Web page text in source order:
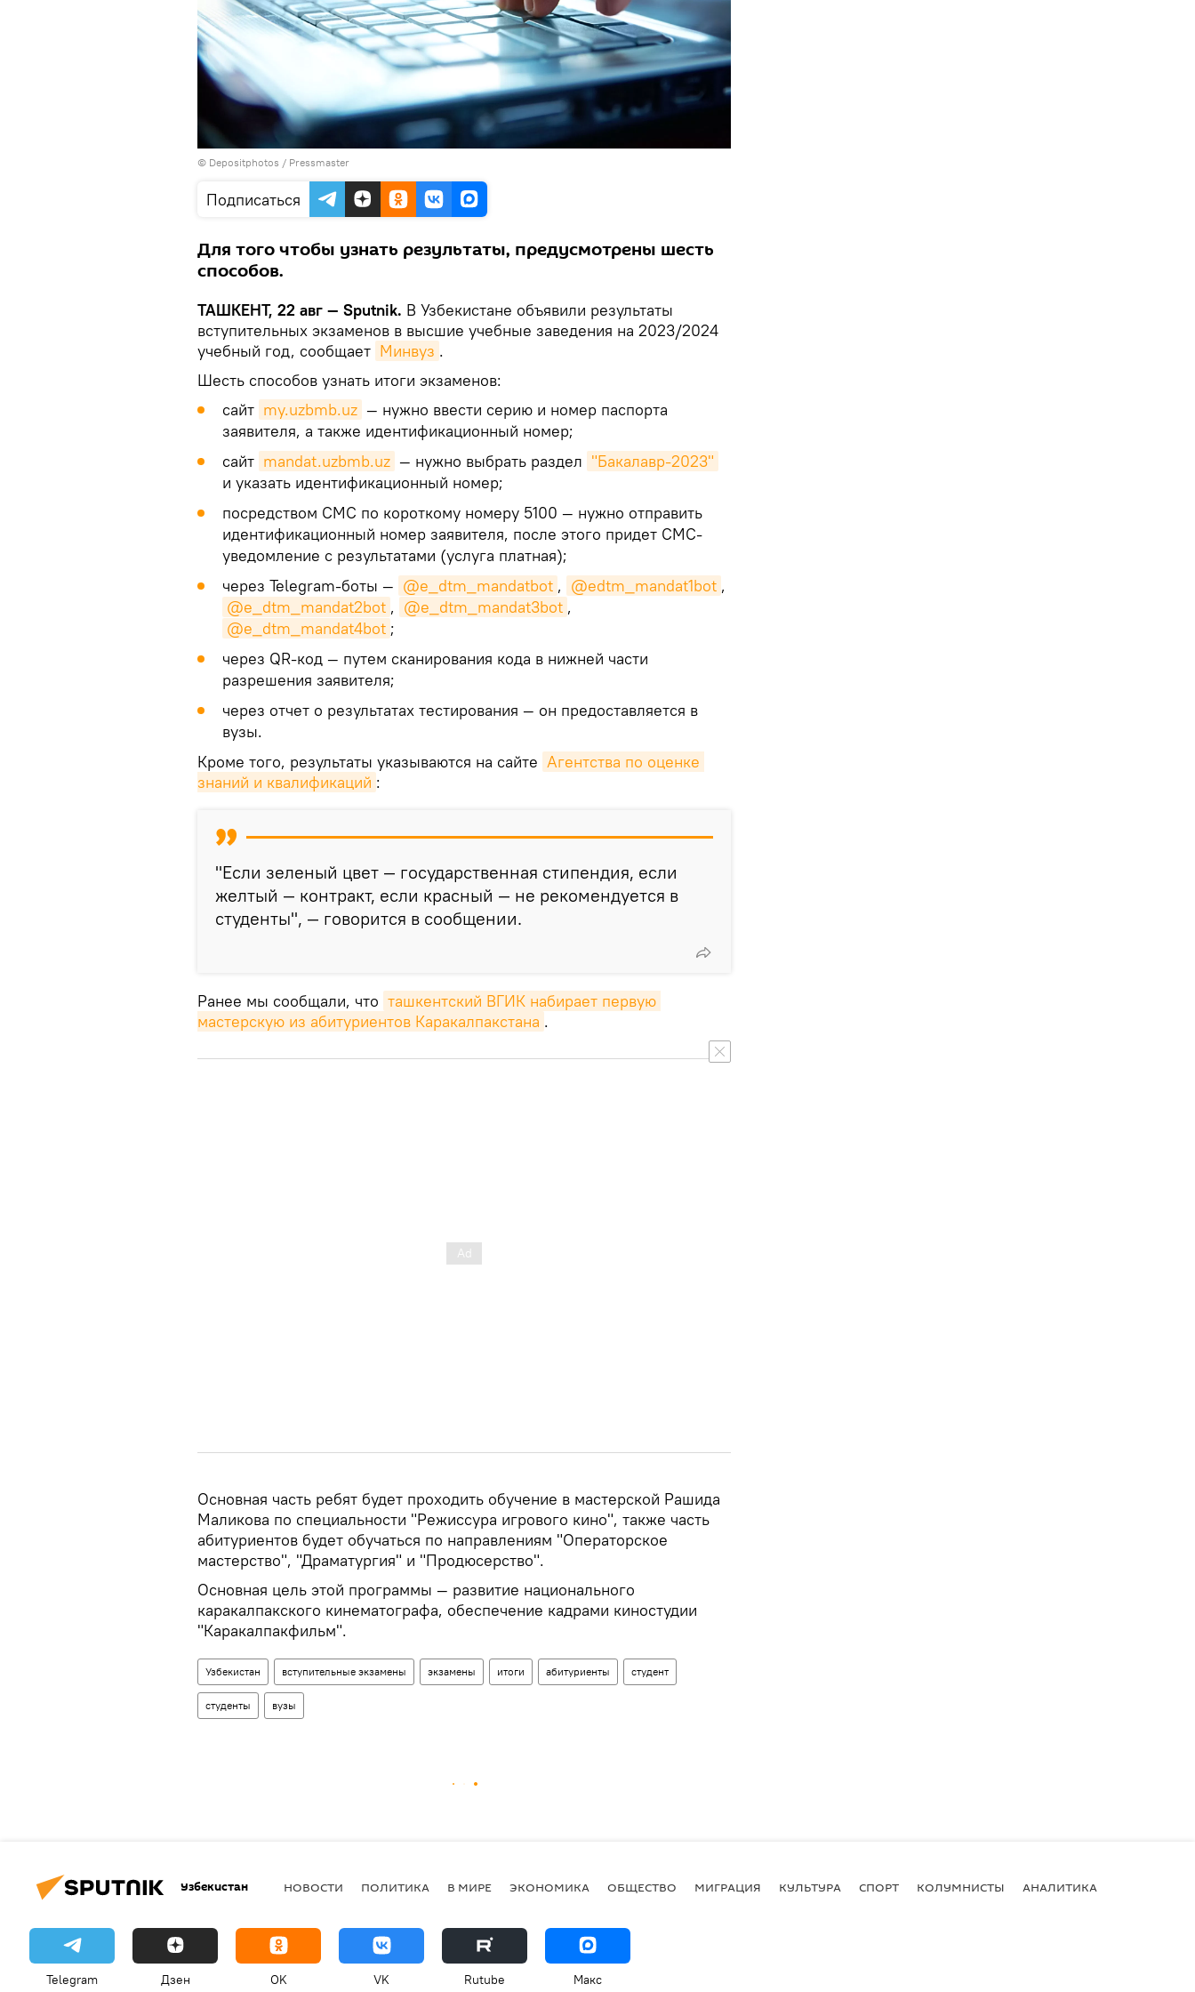
© Depositphotos / Pressmaster
Подписаться
Для того чтобы узнать результаты, предусмотрены шесть
способов.
ТАШКЕНТ, 22 авг — Sputnik. В Узбекистане объявили результаты
вступительных экзаменов в высшие учебные заведения на 2023/2024
учебный год, сообщает Минвуз .
Шесть способов узнать итоги экзаменов:
сайт my.uzbmb.uz — нужно ввести серию и номер паспорта
заявителя, а также идентификационный номер;
сайт mandat.uzbmb.uz — нужно выбрать раздел "Бакалавр-2023"
и указать идентификационный номер;
посредством СМС по короткому номеру 5100 — нужно отправить
идентификационный номер заявителя, после этого придет СМС-
уведомление с результатами (услуга платная);
через Telegram-боты — @e_dtm_mandatbot , @edtm_mandat1bot ,
@e_dtm_mandat2bot , @e_dtm_mandat3bot ,
@e_dtm_mandat4bot ;
через QR-код — путем сканирования кода в нижней части
разрешения заявителя;
через отчет о результатах тестирования — он предоставляется в
вузы.
Кроме того, результаты указываются на сайте Агентства по оценке
знаний и квалификаций :
"Если зеленый цвет — государственная стипендия, если
желтый — контракт, если красный — не рекомендуется в
студенты", — говорится в сообщении.
Ранее мы сообщали, что ташкентский ВГИК набирает первую
мастерскую из абитуриентов Каракалпакстана .
Основная часть ребят будет проходить обучение в мастерской Рашида
Маликова по специальности "Режиссура игрового кино", также часть
абитуриентов будет обучаться по направлениям "Операторское
мастерство", "Драматургия" и "Продюсерство".
Основная цель этой программы — развитие национального
каракалпакского кинематографа, обеспечение кадрами киностудии
"Каракалпакфильм".
Узбекистан вступительные экзамены экзамены итоги абитуриенты студент
студенты вузы
Узбекистан НОВОСТИ ПОЛИТИКА В МИРЕ ЭКОНОМИКА ОБЩЕСТВО МИГРАЦИЯ КУЛЬТУРА СПОРТ КОЛУМНИСТЫ АНАЛИТИКА
Telegram Дзен OK VK Rutube Макс